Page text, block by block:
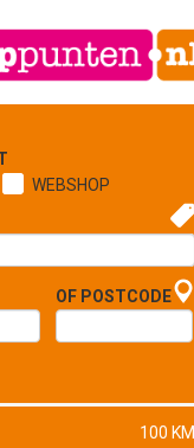
WEBSHOP
OF POSTCODE
100 KM